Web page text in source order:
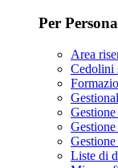
Per
Area
Cedolini
Liste di